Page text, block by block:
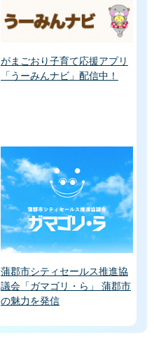
がまごおり子育て応援アプリ
「うーみんナビ」配信中！
蒲郡市シティセールス推進協
議会「ガマゴリ・ら」 蒲郡市
の魅力を発信